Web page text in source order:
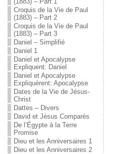
Croquis de la Vie de Paul
(1883) – Part 2
Croquis de la Vie de Paul
(1883) – Part 3
Daniel – Simplifié
Daniel 1
Daniel et Apocalypse
Expliquent: Daniel
Daniel et Apocalypse
Expliquèrent: Apocalypse
Dates de la Vie de Jésus-
Christ
Dattes – Divers
David et Jésus Comparés
De l’Égypte à la Terre
Promise
Dieu et les Anniversaires 1
Dieu et les Anniversaires 2